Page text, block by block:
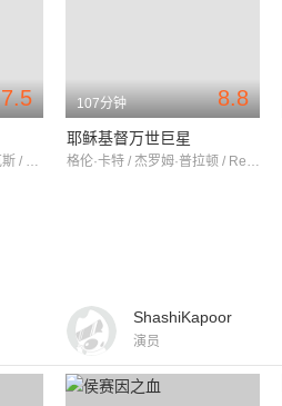
7.5
杰克·吉伦哈尔 / 杰米·福克斯 / 彼得·萨斯加德
8.8
107分钟
耶稣基督万世巨星
格伦·卡特 / 杰罗姆·普拉顿 / RenéeCastle
ShashiKapoor
演员